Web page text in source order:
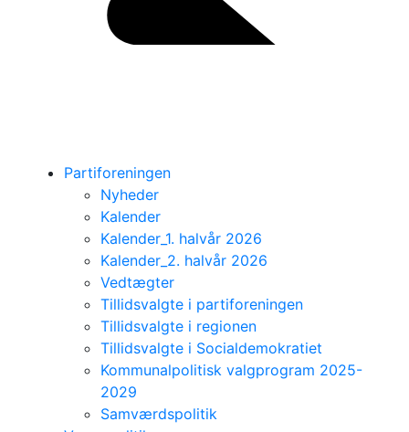
Partiforeningen
Nyheder
Kalender
Kalender_1. halvår 2026
Kalender_2. halvår 2026
Vedtægter
Tillidsvalgte i partiforeningen
Tillidsvalgte i regionen
Tillidsvalgte i Socialdemokratiet
Kommunalpolitisk valgprogram 2025-
2029
Samværdspolitik